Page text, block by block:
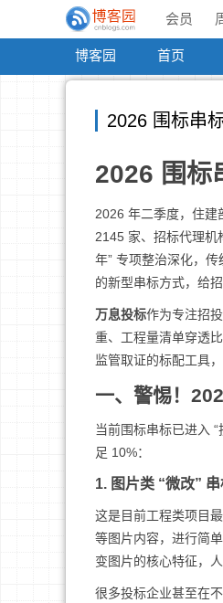
会员
博客园 首页
2026 围标串
2026 围标
2026 年二季度，住建
2145 家、招标代理机
年” 专项整治深化，
的新型串标方式，给
万息投标作为专注招
重、工程量清单穿透
监管取证的标配工具，
一、警惕！
当前围标串标已进入
足 10%：
1. 图片类 “微改”
这是目前工程类项目
等图片内容，进行简
变图片的核心特征，
很多投标企业甚至在